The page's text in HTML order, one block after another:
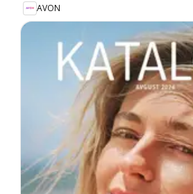
AVON